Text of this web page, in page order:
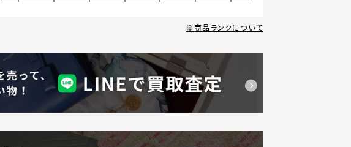
商品ランクについて